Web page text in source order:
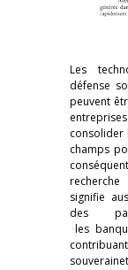
Les
défense
peuvent
consolider
champs
signifie
des
les